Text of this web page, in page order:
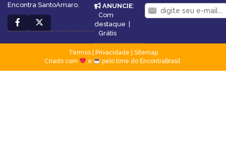
Encontra SantoAmaro.
ANUNCIE:
Com
destaque |
Grátis
Termos| Privacidade
Sitemap
Criado com
e pelo time do EncontraBrasil